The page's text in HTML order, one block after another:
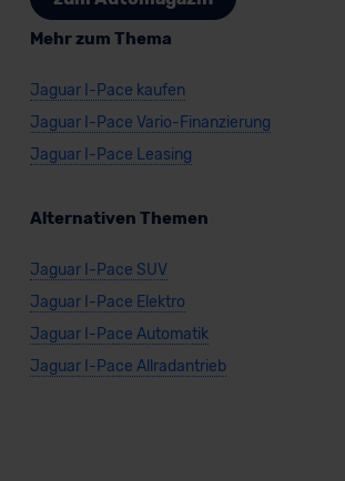
datenschutz@meinauto.de anfordern.
Mehr zum Thema
Jaguar I-Pace kaufen
Jaguar I-Pace Vario-Finanzierung
Jaguar I-Pace Leasing
Alternativen Themen
Jaguar I-Pace SUV
Jaguar I-Pace Elektro
Jaguar I-Pace Automatik
Jaguar I-Pace Allradantrieb